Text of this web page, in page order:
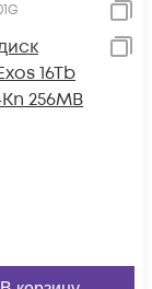
16Tb
256MB